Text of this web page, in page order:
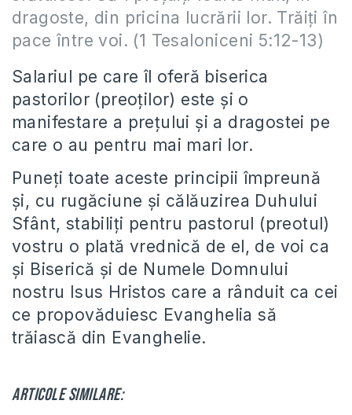
dragoste, din pricina lucrării lor. Trăiţi în
pace între voi. (1 Tesaloniceni 5:12-13)
Salariul pe care îl oferă biserica
pastorilor (preoţilor) este şi o
manifestare a preţului şi a dragostei pe
care o au pentru mai mari lor.
Puneţi toate aceste principii împreună
şi, cu rugăciune şi călăuzirea Duhului
Sfânt, stabiliţi pentru pastorul (preotul)
vostru o plată vrednică de el, de voi ca
şi Biserică şi de Numele Domnului
nostru Isus Hristos care a rânduit ca cei
ce propovăduiesc Evanghelia să
trăiască din Evanghelie.
Articole similare: